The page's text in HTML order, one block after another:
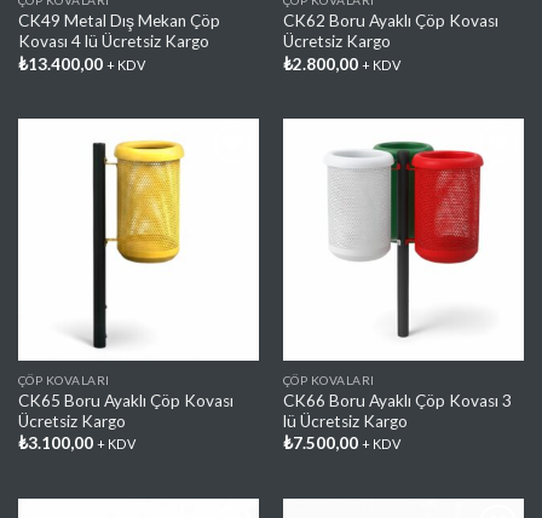
CK49 Metal Dış Mekan Çöp
Kovası 4 lü Ücretsiz Kargo
₺13.400,00 + KDV
CK62 Boru Ayaklı Çöp Kovası
Ücretsiz Kargo
₺2.800,00 + KDV
ÇÖP KOVALARI
CK65 Boru Ayaklı Çöp Kovası
Ücretsiz Kargo
₺3.100,00 + KDV
Favorilere
Ekle
ÇÖP KOVALARI
CK66 Boru Ayaklı Çöp Kovası 3
lü Ücretsiz Kargo
₺7.500,00 + KDV